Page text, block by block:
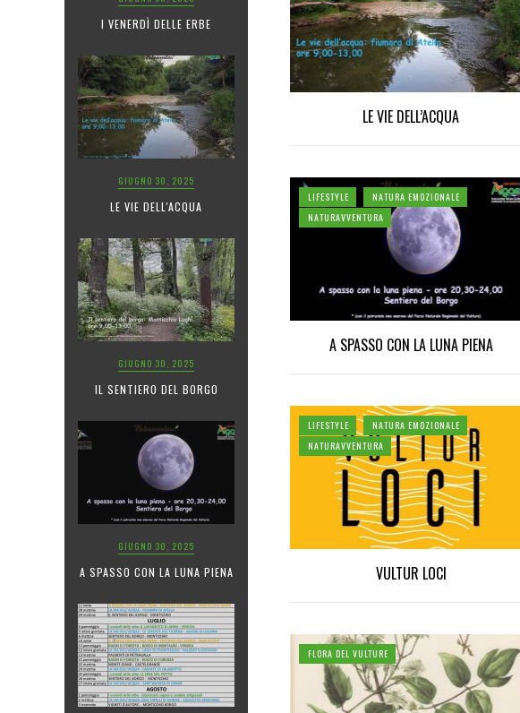
I VENERDÌ DELLE ERBE
GIUGNO 30, 2025
LE VIE DELL'ACQUA
GIUGNO 30, 2025
IL SENTIERO DEL BORGO
GIUGNO 30, 2025
A SPASSO CON LA LUNA PIENA
LE VIE DELL’ACQUA
LIFESTYLE
NATURA EMOZIONALE
NATURAVVENTURA
A SPASSO CON LA LUNA PIENA
LIFESTYLE
NATURA EMOZIONALE
NATURAVVENTURA
VULTUR LOCI
FLORA DEL VULTURE